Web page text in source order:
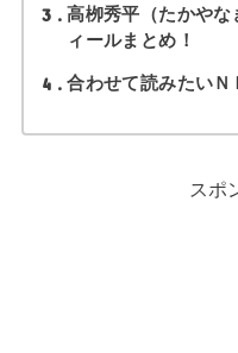
3
高栁秀平（たかやな
ィールまとめ！
4 合わせて読みたいＮ
スポ